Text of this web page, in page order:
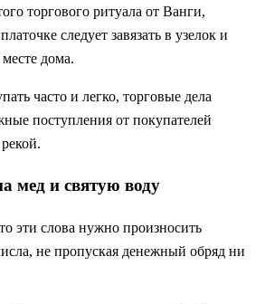
торгового ритуала от Ванги,
следует завязать в узелок и
дома.
часто и легко, торговые дела
поступления от покупателей
мед и святую воду
эти слова нужно произносить
не пропуская денежный обряд ни